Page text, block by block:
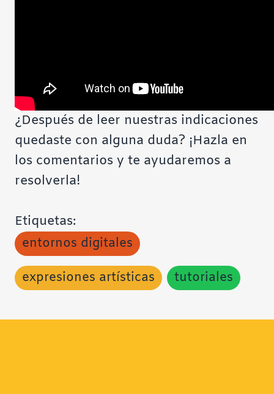
¿Después de leer nuestras indicaciones
quedaste con alguna duda? ¡Hazla en
los comentarios y te ayudaremos a
resolverla!
Etiquetas:
entornos digitales
expresiones artísticas tutoriales